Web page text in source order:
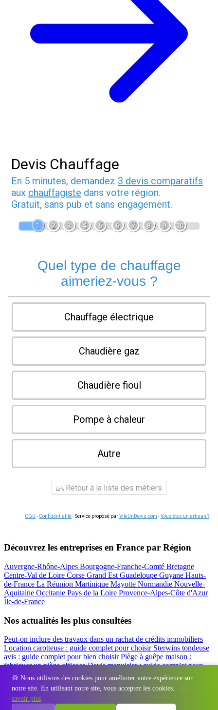
🍪 Nous utilisons des cookies pour améliorer votre expérience sur
notre site. En utilisant notre site, vous acceptez les cookies.
En
savoir plus
Devis Chauffage
En 5 minutes, demandez 3 devis comparatifs
aux chauffagiste dans votre région.
Gratuit, sans pub et sans engagement.
1 2 3 4 5 6 7 8 9 10
Quel type de chauffage
aimeriez-vous ?
Chauffage électrique
Chaudière gaz
Chaudière fioul
Pompe à chaleur
Autre
Retour à la liste des métiers
CGU - Confidentialité- Service proposé parViteUnDevis.com -Vous êtes un artisan ?
Découvrez les entreprises en France par Région
Auvergne-Rhône-Alpes Bourgogne-Franche-Comté Bretagne
Centre-Val de Loire Corse Grand Est Guadeloupe Guyane Hauts-
de-France La Réunion Martinique Mayotte Normandie Nouvelle-
Aquitaine Occitanie Pays de la Loire Provence-Alpes-Côte d'Azur
Île-de-France
Nos actualités les plus consultées
Peut-on inclure des travaux dans un rachat de crédits immobiliers
Location carotteuse : guide complet pour choisir Sterwins tondeuse
avis : guide complet pour bien choisirPiège à guêpe maison :
fabriquer un piège efficaceDevis menuisier : guide complet pour
obtenir le meilleur prix
Simulation rachat de crédit : regrouper prêt
travaux et crédits
Régions - Départements - Villes - Entreprises - Marques Contact
Espace presse